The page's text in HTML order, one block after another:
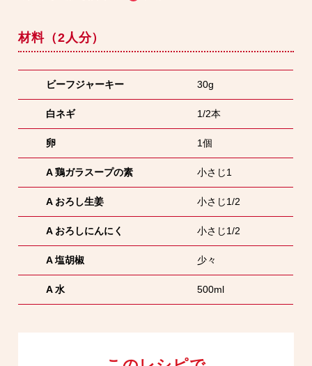
材料（2人分）
ビーフジャーキー 30g
白ネギ 1/2本
卵 1個
A 鶏ガラスープの素 小さじ1
A おろし生姜 小さじ1/2
A おろしにんにく 小さじ1/2
A 塩胡椒 少々
A 水 500ml